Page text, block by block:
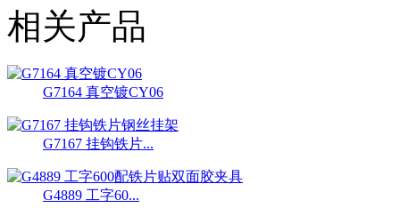
相关产品
G7164 真空镀CY06
G7167 挂钩铁片...
G4889 工字60...